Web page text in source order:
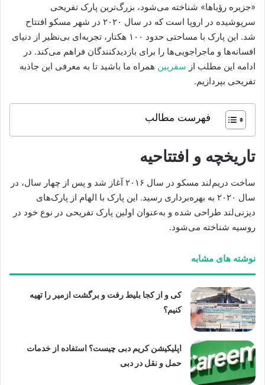
«جزیره رؤیاها» شناخته می‌شود، بزرگ‌ترین پارک تفریحی
سرپوشیده در اروپا است که در سال ۲۰۲۰ در شهر مسکو افتتاح
شد. این پارک با مساحتی حدود ۱۰۰ هکتار، تجربه‌ای بی‌نظیر از دنیای
افسانه‌ها و ماجراجویی‌ها را برای بازدیدکنندگان فراهم می‌کند. در
ادامه این مطلب از سفرپین همراه ما باشید تا به معرفی این جاذبه
تفریحی بپردازیم.
فهرست مطالب
تاریخچه و افتتاحیه
ساخت دریم‌لند مسکو در سال ۲۰۱۶ آغاز شد و پس از چهار سال، در
سال ۲۰۲۰ به بهره‌برداری رسید. این پارک با الهام از پارک‌های
دیزنی‌لند طراحی شده و به‌عنوان اولین پارک تفریحی در نوع خود در
روسیه شناخته می‌شود.
نوشته های مشابه
کی و از کجا بلیط رفت و برگشت ازمیر را تهیه
کنیم؟
اپلیکیشن کریم دبی چیست؟ استفاده از خدمات
حمل و نقل در دبی